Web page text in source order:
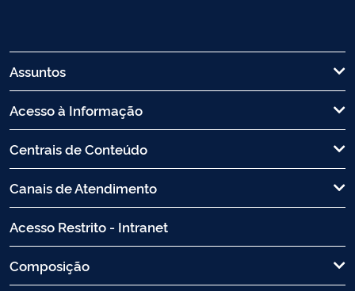
Assuntos
Acesso à Informação
Centrais de Conteúdo
Canais de Atendimento
Acesso Restrito - Intranet
Composição